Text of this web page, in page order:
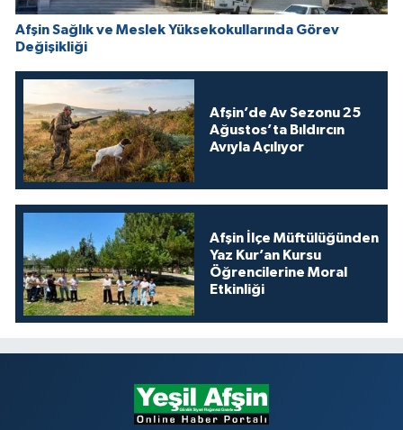
Afşin Sağlık ve Meslek Yüksekokullarında Görev
Değişikliği
Afşin’de Av Sezonu 25
Ağustos’ta Bıldırcın
Avıyla Açılıyor
Afşin İlçe Müftülüğünden
Yaz Kur’an Kursu
Öğrencilerine Moral
Etkinliği